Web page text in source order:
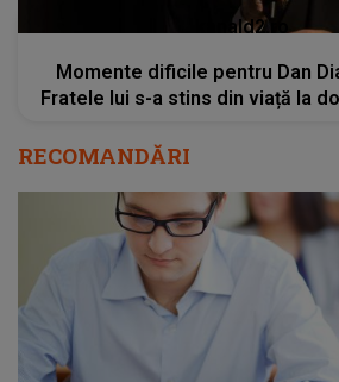
Când se depun CONTESTAȚIILE
Elevii de clasa a 12-a pot
înainte să depună